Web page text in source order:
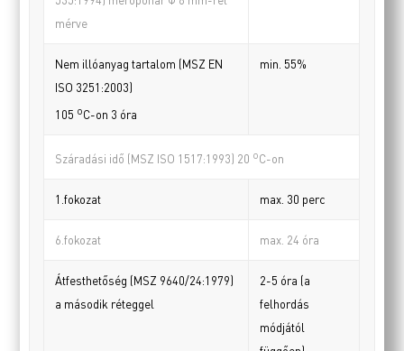
mérve
Nem illóanyag tartalom (MSZ EN
ISO 3251:2003)
105 oC-on 3 óra
min. 55%
Száradási idő (MSZ ISO 1517:1993) 20 oC-on
1.fokozat max. 30 perc
6.fokozat max. 24 óra
Átfesthetőség (MSZ 9640/24:1979)
a második réteggel
2-5 óra (a
felhordás
módjától